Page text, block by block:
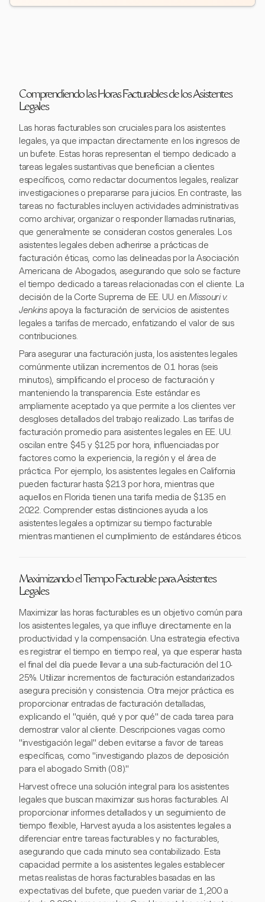
Comprendiendo las Horas Facturables de los Asistentes
Legales
Las horas facturables son cruciales para los asistentes
legales, ya que impactan directamente en los ingresos de
un bufete. Estas horas representan el tiempo dedicado a
tareas legales sustantivas que benefician a clientes
específicos, como redactar documentos legales, realizar
investigaciones o prepararse para juicios. En contraste, las
tareas no facturables incluyen actividades administrativas
como archivar, organizar o responder llamadas rutinarias,
que generalmente se consideran costos generales. Los
asistentes legales deben adherirse a prácticas de
facturación éticas, como las delineadas por la Asociación
Americana de Abogados, asegurando que solo se facture
el tiempo dedicado a tareas relacionadas con el cliente. La
decisión de la Corte Suprema de EE. UU. enMissouri v.
Jenkinsapoya la facturación de servicios de asistentes
legales a tarifas de mercado, enfatizando el valor de sus
contribuciones.
Para asegurar una facturación justa, los asistentes legales
comúnmente utilizan incrementos de 0.1 horas (seis
minutos), simplificando el proceso de facturación y
manteniendo la transparencia. Este estándar es
ampliamente aceptado ya que permite a los clientes ver
desgloses detallados del trabajo realizado. Las tarifas de
facturación promedio para asistentes legales en EE. UU.
oscilan entre $45 y $125 por hora, influenciadas por
factores como la experiencia, la región y el área de
práctica. Por ejemplo, los asistentes legales en California
pueden facturar hasta $213 por hora, mientras que
aquellos en Florida tienen una tarifa media de $135 en
2022. Comprender estas distinciones ayuda a los
asistentes legales a optimizar su tiempo facturable
mientras mantienen el cumplimiento de estándares éticos.
Maximizando el Tiempo Facturable para Asistentes
Legales
Maximizar las horas facturables es un objetivo común para
los asistentes legales, ya que influye directamente en la
productividad y la compensación. Una estrategia efectiva
es registrar el tiempo en tiempo real, ya que esperar hasta
el final del día puede llevar a una sub-facturación del 10-
25%. Utilizar incrementos de facturación estandarizados
asegura precisión y consistencia. Otra mejor práctica es
proporcionar entradas de facturación detalladas,
explicando el "quién, qué y por qué" de cada tarea para
demostrar valor al cliente. Descripciones vagas como
"investigación legal" deben evitarse a favor de tareas
específicas, como "investigando plazos de deposición
para el abogado Smith (0.8)."
Harvest ofrece una solución integral para los asistentes
legales que buscan maximizar sus horas facturables. Al
proporcionar informes detallados y un seguimiento de
tiempo flexible, Harvest ayuda a los asistentes legales a
diferenciar entre tareas facturables y no facturables,
asegurando que cada minuto sea contabilizado. Esta
capacidad permite a los asistentes legales establecer
metas realistas de horas facturables basadas en las
expectativas del bufete, que pueden variar de 1,200 a